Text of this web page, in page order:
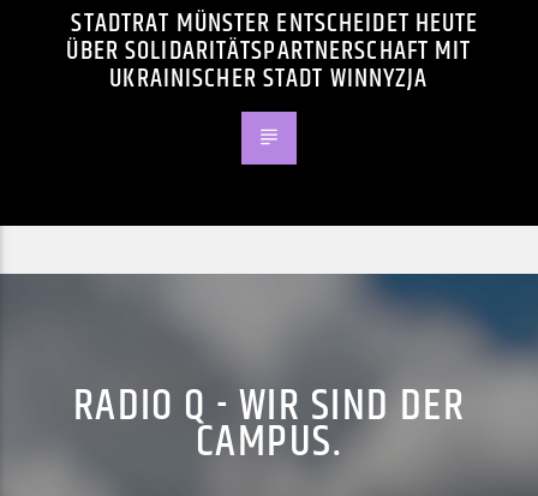
STADTRAT MÜNSTER ENTSCHEIDET HEUTE
ÜBER SOLIDARITÄTSPARTNERSCHAFT MIT
UKRAINISCHER STADT WINNYZJA
RADIO Q - WIR SIND DER
CAMPUS.